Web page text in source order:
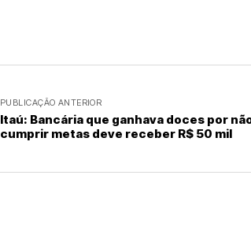
PUBLICAÇÃO ANTERIOR
Itaú: Bancária que ganhava doces por
cumprir metas deve receber R$ 50 mil